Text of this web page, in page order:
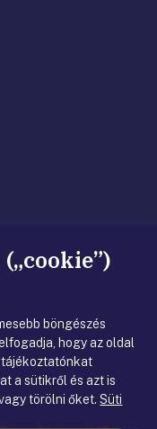
böngészés
hogy az oldal
a sütikről és azt is
törölni őket.Süti